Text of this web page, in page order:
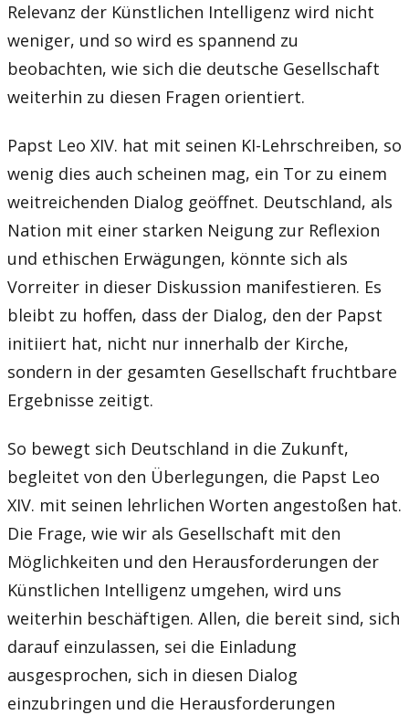
Relevanz der Künstlichen Intelligenz wird nicht
weniger, und so wird es spannend zu
beobachten, wie sich die deutsche Gesellschaft
weiterhin zu diesen Fragen orientiert.
Papst Leo XIV. hat mit seinen KI-Lehrschreiben, so
wenig dies auch scheinen mag, ein Tor zu einem
weitreichenden Dialog geöffnet. Deutschland, als
Nation mit einer starken Neigung zur Reflexion
und ethischen Erwägungen, könnte sich als
Vorreiter in dieser Diskussion manifestieren. Es
bleibt zu hoffen, dass der Dialog, den der Papst
initiiert hat, nicht nur innerhalb der Kirche,
sondern in der gesamten Gesellschaft fruchtbare
Ergebnisse zeitigt.
So bewegt sich Deutschland in die Zukunft,
begleitet von den Überlegungen, die Papst Leo
XIV. mit seinen lehrlichen Worten angestoßen hat.
Die Frage, wie wir als Gesellschaft mit den
Möglichkeiten und den Herausforderungen der
Künstlichen Intelligenz umgehen, wird uns
weiterhin beschäftigen. Allen, die bereit sind, sich
darauf einzulassen, sei die Einladung
ausgesprochen, sich in diesen Dialog
einzubringen und die Herausforderungen